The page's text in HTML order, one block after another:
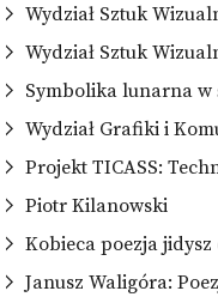
Wydział Sztuk
Wydział Sztuk
Symbolika lunarna
Wydział Grafiki i
Projekt TICASS:
Piotr Kilanowski
Kobieca poezja
Janusz Waligóra: